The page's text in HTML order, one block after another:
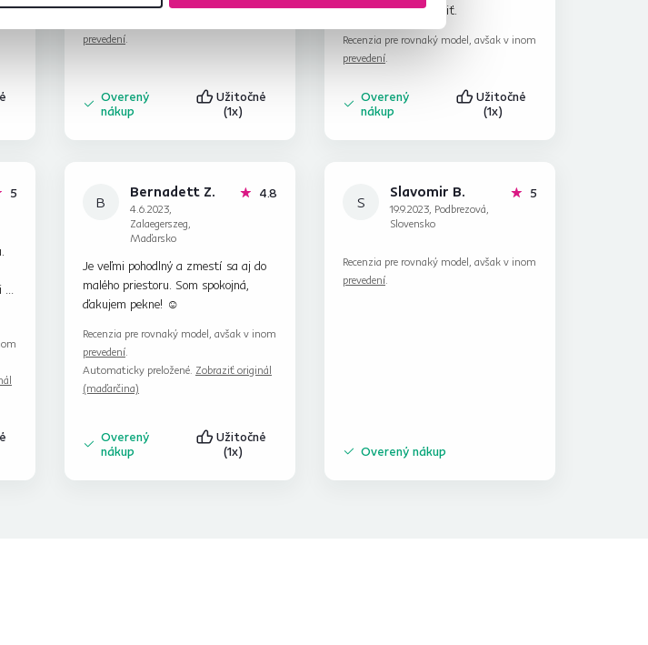
prevedení
Overený
nákup
Užitočné
(1x)
dokáže aj žena urobiť.
Recenzia pre rovnaký model, avšak v inom
prevedení
Overený
nákup
Užitočné
(1x)
5hviezdičiek
s
B
Bernadett Z.
4.6.2023,
Zalaegerszeg,
Maďarsko
4.8
Je veľmi pohodlný a zmestí sa aj do
malého priestoru. Som spokojná,
ďakujem pekne! ☺️
Recenzia pre rovnaký model, avšak v inom
prevedení
Automaticky preložené. Zobraziť originál
(maďarčina)
Overený
nákup
Užitočné
(1x)
S
Slavomir B.
19.9.2023, Podbrezová,
Slovensko
5hviezdičiek
Recenzia pre rovnaký model, avšak v inom
prevedení
Overený nákup